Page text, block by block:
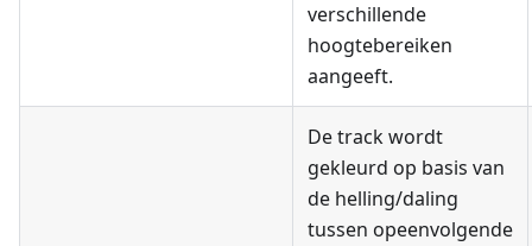
verschillende
hoogtebereiken
aangeeft.
De track wordt
gekleurd op basis van
de helling/daling
tussen opeenvolgende